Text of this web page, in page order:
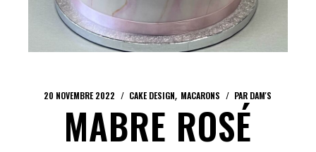
20 NOVEMBRE 2022 CAKE DESIGN MACARONS PAR DAM'S
MABRE ROSÉ